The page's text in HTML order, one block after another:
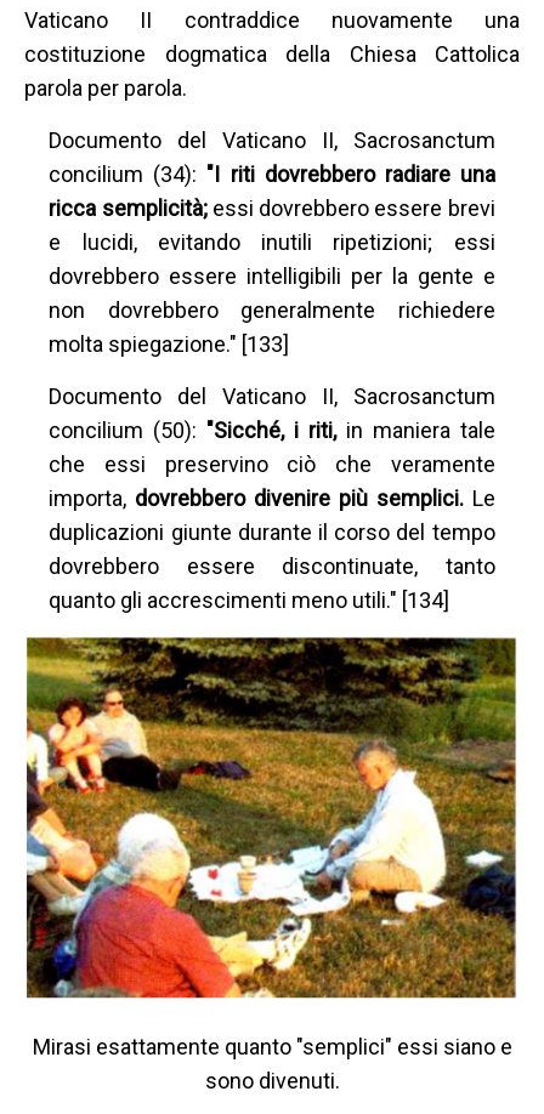
Vaticano II contraddice nuovamente una
costituzione dogmatica della Chiesa Cattolica
parola per parola.
Documento del Vaticano II, Sacrosanctum
concilium (34): "I riti dovrebbero radiare una
ricca semplicità; essi dovrebbero essere brevi
e lucidi, evitando inutili ripetizioni; essi
dovrebbero essere intelligibili per la gente e
non dovrebbero generalmente richiedere
molta spiegazione." [133]
Documento del Vaticano II, Sacrosanctum
concilium (50): "Sicché, i riti, in maniera tale
che essi preservino ciò che veramente
importa, dovrebbero divenire più semplici. Le
duplicazioni giunte durante il corso del tempo
dovrebbero essere discontinuate, tanto
quanto gli accrescimenti meno utili." [134]
Mirasi esattamente quanto "semplici" essi siano e
sono divenuti.